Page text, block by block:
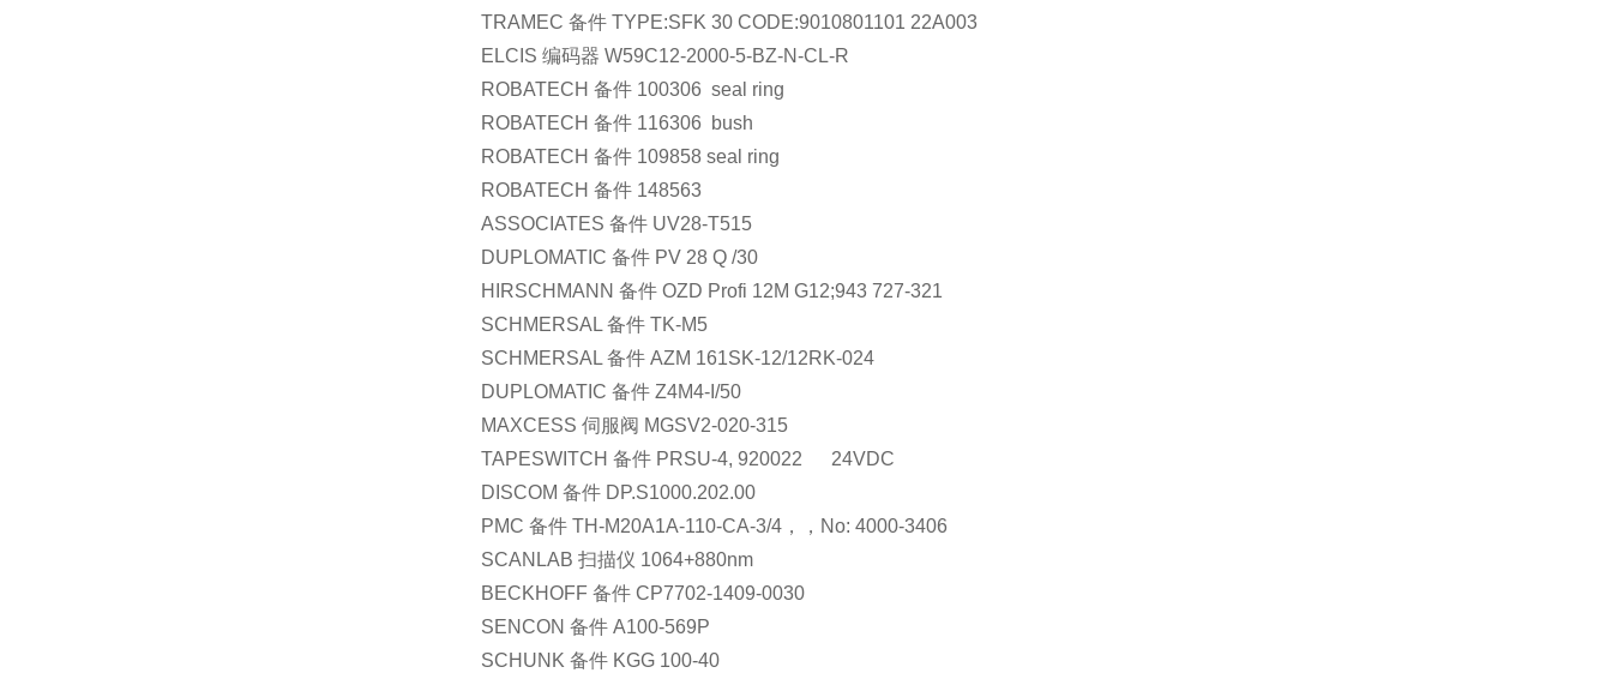
TRAMEC 备件 TYPE:SFK 30 CODE:9010801101 22A003
ELCIS 编码器 W59C12-2000-5-BZ-N-CL-R
ROBATECH 备件 100306  seal ring
ROBATECH 备件 116306  bush
ROBATECH 备件 109858 seal ring
ROBATECH 备件 148563
ASSOCIATES 备件 UV28-T515
DUPLOMATIC 备件 PV 28 Q /30
HIRSCHMANN 备件 OZD Profi 12M G12;943 727-321
SCHMERSAL 备件 TK-M5
SCHMERSAL 备件 AZM 161SK-12/12RK-024
DUPLOMATIC 备件 Z4M4-I/50
MAXCESS 伺服阀 MGSV2-020-315
TAPESWITCH 备件 PRSU-4, 920022      24VDC
DISCOM 备件 DP.S1000.202.00
PMC 备件 TH-M20A1A-110-CA-3/4，，No: 4000-3406
SCANLAB 扫描仪 1064+880nm
BECKHOFF 备件 CP7702-1409-0030
SENCON 备件 A100-569P
SCHUNK 备件 KGG 100-40